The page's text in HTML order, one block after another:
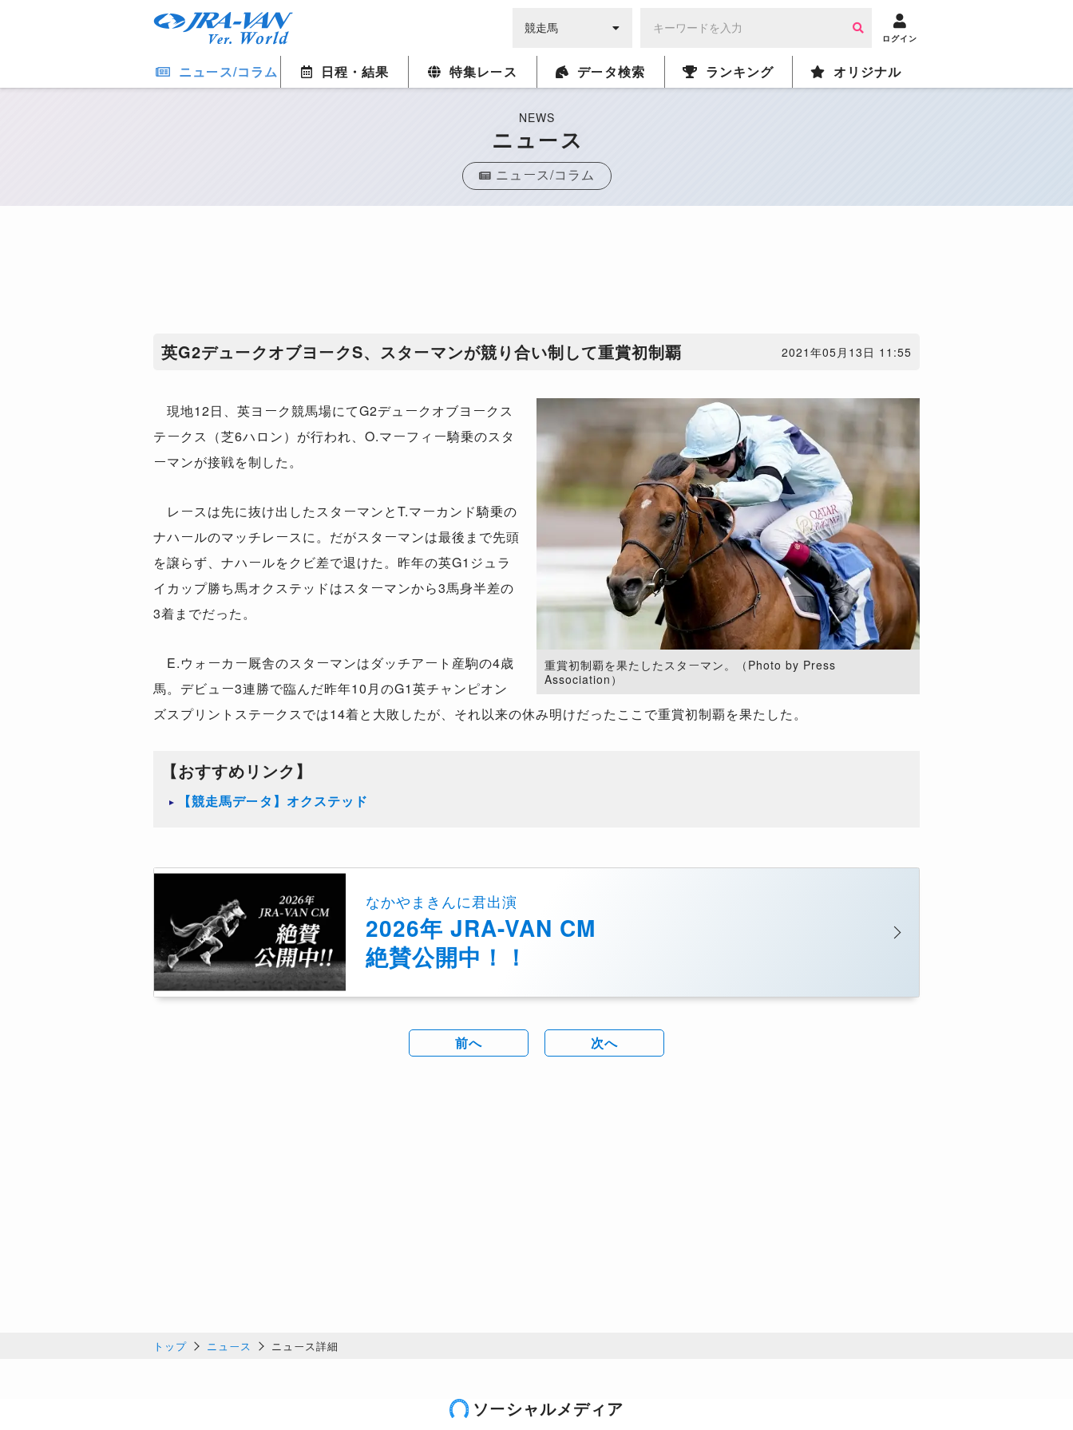
ログイン
ニュース/コラム 日程・結果 特集レース データ検索 ランキング オリジナル
NEWS
ニュース
ニュース/コラム
英G2デュークオブヨークS、スターマンが競り合い制して重賞初制覇 2021年05月13日 11:55
重賞初制覇を果たしたスターマン。（Photo by Press
Association）
現地12日、英ヨーク競馬場にてG2デュークオブヨークス
テークス（芝6ハロン）が行われ、O.マーフィー騎乗のスタ
ーマンが接戦を制した。
レースは先に抜け出したスターマンとT.マーカンド騎乗の
ナハールのマッチレースに。だがスターマンは最後まで先頭
を譲らず、ナハールをクビ差で退けた。昨年の英G1ジュラ
イカップ勝ち馬オクステッドはスターマンから3馬身半差の
3着までだった。
E.ウォーカー厩舎のスターマンはダッチアート産駒の4歳
馬。デビュー3連勝で臨んだ昨年10月のG1英チャンピオン
ズスプリントステークスでは14着と大敗したが、それ以来の休み明けだったここで重賞初制覇を果たした。
【おすすめリンク】
【競走馬データ】オクステッド
なかやまきんに君出演
2026年 JRA-VAN CM
絶賛公開中！！
前へ 次へ
トップ ニュース ニュース詳細
ソーシャルメディア